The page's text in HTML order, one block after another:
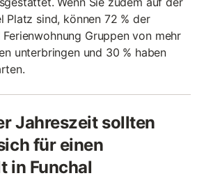
Platz sind, können 72 % der
Ferienwohnung Gruppen von mehr
unterbringen und 30 % haben
Jahreszeit sollten
für einen
in Funchal